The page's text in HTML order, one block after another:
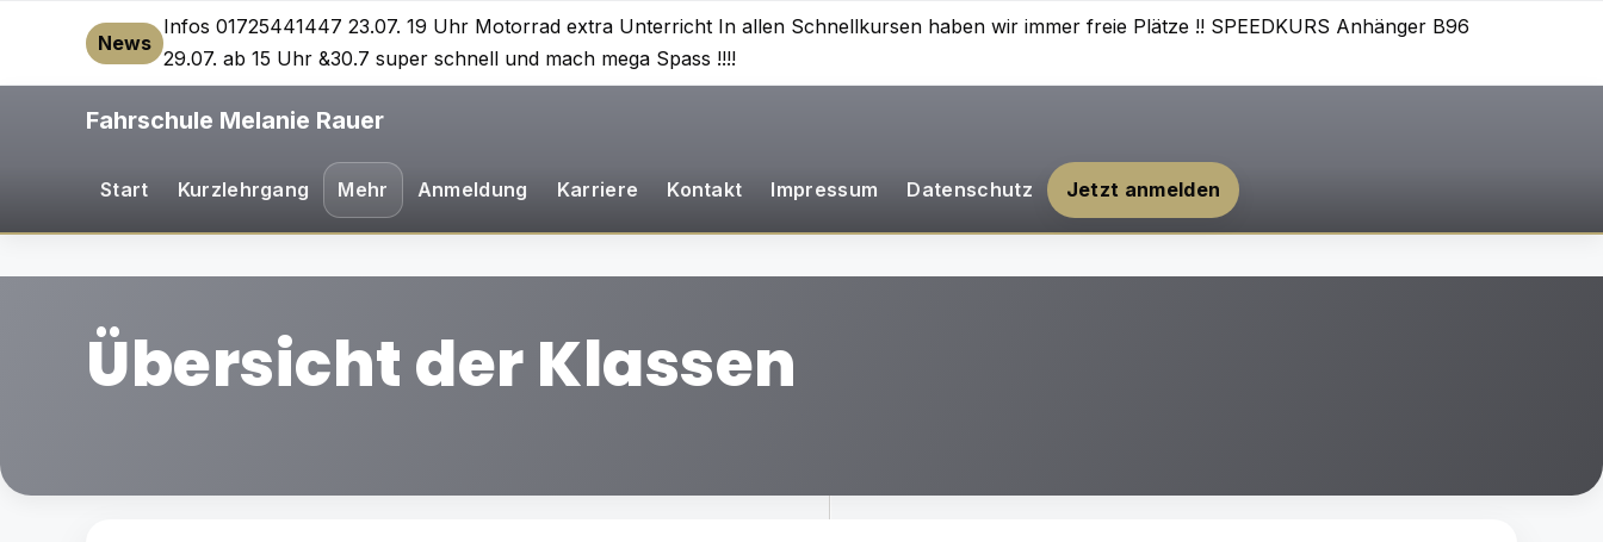
News
Infos 01725441447 23.07. 19 Uhr Motorrad extra Unterricht In allen Schnellkursen haben wir immer freie Plätze !! SPEEDKURS Anhänger B96
29.07. ab 15 Uhr &30.7 super schnell und mach mega Spass !!!!
Fahrschule Melanie Rauer
Start Kurzlehrgang Mehr Anmeldung Karriere Kontakt Impressum Datenschutz Jetzt anmelden
Übersicht der Klassen